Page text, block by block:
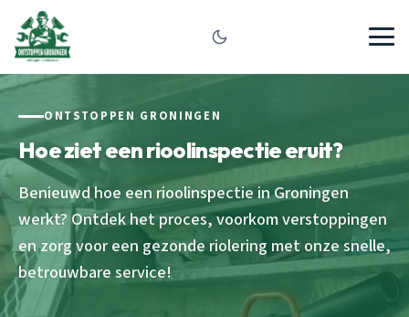
ONTSTOPPEN GRONINGEN
Hoe ziet een rioolinspectie eruit?
Benieuwd hoe een rioolinspectie in Groningen
werkt? Ontdek het proces, voorkom verstoppingen
en zorg voor een gezonde riolering met onze snelle,
betrouwbare service!